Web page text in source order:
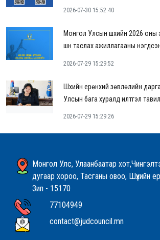
2026-07-30 15:52:40
Монгол Улсын шүүхийн 2026 оны
шүүн таслах ажиллагааны
2026-07-29 15:29:52
Шүүхийн ерөнхий зөвлөлийн
Улсын бага хуралд илтгэл
2026-07-29 15:29:26
Монгол Улс, Улаанбаатар
дугаар хороо, Тасганы овоо, Шүүхийн
Зип - 15170
77104949
contact@judcouncil.mn